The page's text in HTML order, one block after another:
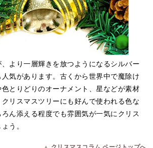
より一層輝きを放つようになるシルバー
気があります。古くから世界中で魔除け
とりどりのオーナメント、星などが素材
リスマスツリーにも好んで使われる色な
ん添える程度でも雰囲気が一気にクリス
う。